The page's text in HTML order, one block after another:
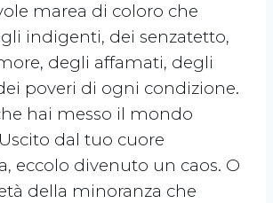
marea di coloro che
indigenti, dei senzatetto,
degli affamati, degli
poveri di ogni condizione.
hai messo il mondo
dal tuo cuore
eccolo divenuto un caos. O
della minoranza che